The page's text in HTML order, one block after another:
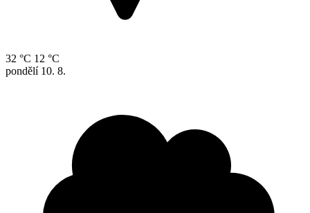
32 °C 12 °C
pondělí 10. 8.